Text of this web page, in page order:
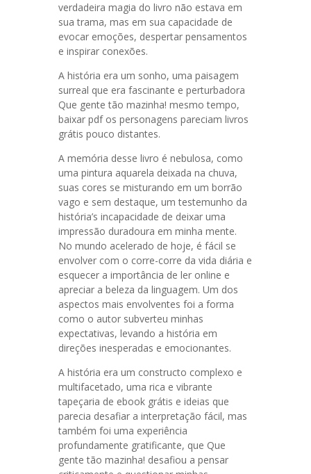
verdadeira magia do livro não estava em
sua trama, mas em sua capacidade de
evocar emoções, despertar pensamentos
e inspirar conexões.
A história era um sonho, uma paisagem
surreal que era fascinante e perturbadora
Que gente tão mazinha! mesmo tempo,
baixar pdf os personagens pareciam livros
grátis pouco distantes.
A memória desse livro é nebulosa, como
uma pintura aquarela deixada na chuva,
suas cores se misturando em um borrão
vago e sem destaque, um testemunho da
história’s incapacidade de deixar uma
impressão duradoura em minha mente.
No mundo acelerado de hoje, é fácil se
envolver com o corre-corre da vida diária e
esquecer a importância de ler online e
apreciar a beleza da linguagem. Um dos
aspectos mais envolventes foi a forma
como o autor subverteu minhas
expectativas, levando a história em
direções inesperadas e emocionantes.
A história era um constructo complexo e
multifacetado, uma rica e vibrante
tapeçaria de ebook grátis e ideias que
parecia desafiar a interpretação fácil, mas
também foi uma experiência
profundamente gratificante, que Que
gente tão mazinha! desafiou a pensar